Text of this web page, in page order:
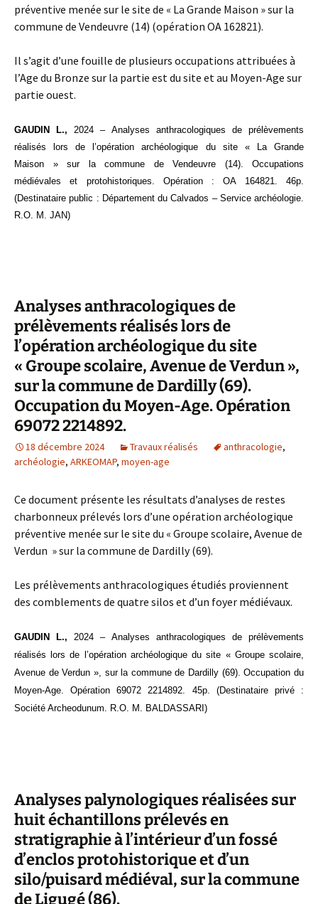
préventive menée sur le site de « La Grande Maison » sur la
commune de Vendeuvre (14) (opération OA 162821).
Il s’agit d’une fouille de plusieurs occupations attribuées à
l’Age du Bronze sur la partie est du site et au Moyen-Age sur
partie ouest.
GAUDIN L., 2024 – Analyses anthracologiques de prélèvements
réalisés lors de l’opération archéologique du site « La Grande
Maison » sur la commune de Vendeuvre (14). Occupations
médiévales et protohistoriques. Opération : OA 164821. 46p.
(Destinataire public : Département du Calvados – Service archéologie.
R.O. M. JAN)
Analyses anthracologiques de
prélèvements réalisés lors de
l’opération archéologique du site
« Groupe scolaire, Avenue de Verdun »,
sur la commune de Dardilly (69).
Occupation du Moyen-Age. Opération
69072 2214892.
18 décembre 2024 Travaux réalisés anthracologie,
archéologie, ARKEOMAP, moyen-age
Ce document présente les résultats d’analyses de restes
charbonneux prélevés lors d’une opération archéologique
préventive menée sur le site du « Groupe scolaire, Avenue de
Verdun » sur la commune de Dardilly (69).
Les prélèvements anthracologiques étudiés proviennent
des comblements de quatre silos et d’un foyer médiévaux.
GAUDIN L., 2024 – Analyses anthracologiques de prélèvements
réalisés lors de l’opération archéologique du site « Groupe scolaire,
Avenue de Verdun », sur la commune de Dardilly (69). Occupation du
Moyen-Age. Opération 69072 2214892. 45p. (Destinataire privé :
Société Archeodunum. R.O. M. BALDASSARI )
Analyses palynologiques réalisées sur
huit échantillons prélevés en
stratigraphie à l’intérieur d’un fossé
d’enclos protohistorique et d’un
silo/puisard médiéval, sur la commune
de Ligugé (86).